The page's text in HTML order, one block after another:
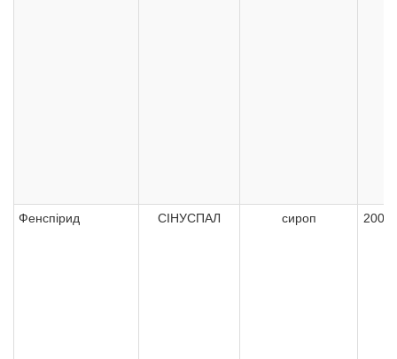
Фенспірид СІНУСПАЛ сироп 200